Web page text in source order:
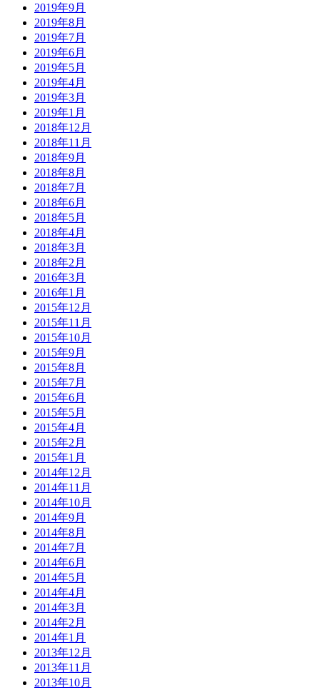
2019年9月
2019年8月
2019年7月
2019年6月
2019年5月
2019年4月
2019年3月
2019年1月
2018年12月
2018年11月
2018年9月
2018年8月
2018年7月
2018年6月
2018年5月
2018年4月
2018年3月
2018年2月
2016年3月
2016年1月
2015年12月
2015年11月
2015年10月
2015年9月
2015年8月
2015年7月
2015年6月
2015年5月
2015年4月
2015年2月
2015年1月
2014年12月
2014年11月
2014年10月
2014年9月
2014年8月
2014年7月
2014年6月
2014年5月
2014年4月
2014年3月
2014年2月
2014年1月
2013年12月
2013年11月
2013年10月